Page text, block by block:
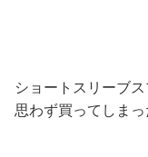
ショートスリーブ
思わず買ってしま